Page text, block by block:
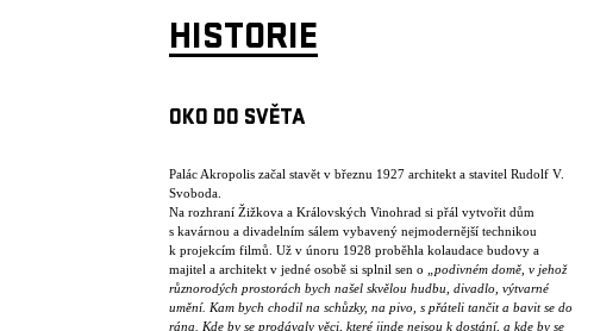
HISTORIE
OKO DO SVĚTA
Palác Akropolis začal stavět v březnu 1927 architekt a stavitel Rudolf V.
Svoboda.
Na rozhraní Žižkova a Královských Vinohrad si přál vytvořit dům
s kavárnou a divadelním sálem vybavený nejmodernější technikou
k projekcím filmů. Už v únoru 1928 proběhla kolaudace budovy a
majitel a architekt v jedné osobě si splnil sen o
„podivném domě, v jehož
různorodých prostorách bych našel skvělou hudbu, divadlo, výtvarné
umění. Kam bych chodil na schůzky, na pivo, s přáteli tančit a bavit se do
rána. Kde by se prodávaly věci, které jinde nejsou k dostání, a kde by se